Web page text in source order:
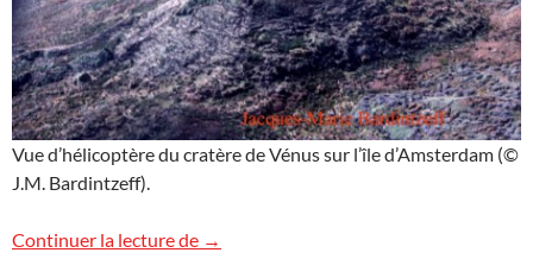
Vue d’hélicoptère du cratère de Vénus sur l’île d’Amsterdam (©
J.M. Bardintzeff).
Continuer la lecture de Image de l’île d’Amsterdam
→